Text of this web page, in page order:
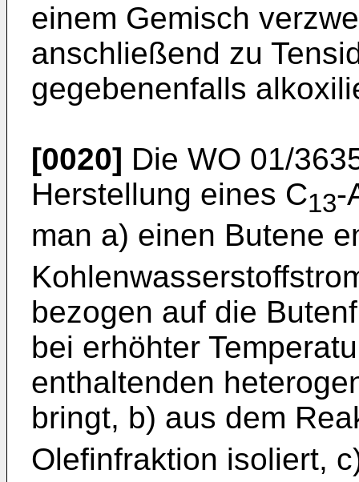
einem Gemisch
anschließend zu
gegebenenfalls
[0020] Die WO 01/
Herstellung eines C13-
man a) einen Butene
bezogen auf die
bei erhöhter
enthaltenden
bringt, b) aus dem
Olefinfraktion isoliert,